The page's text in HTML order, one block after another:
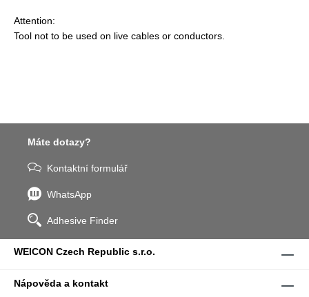
Attention:
Tool not to be used on live cables or conductors.
Máte dotazy?
Kontaktní formulář
WhatsApp
Adhesive Finder
WEICON Czech Republic s.r.o.
Nápověda a kontakt